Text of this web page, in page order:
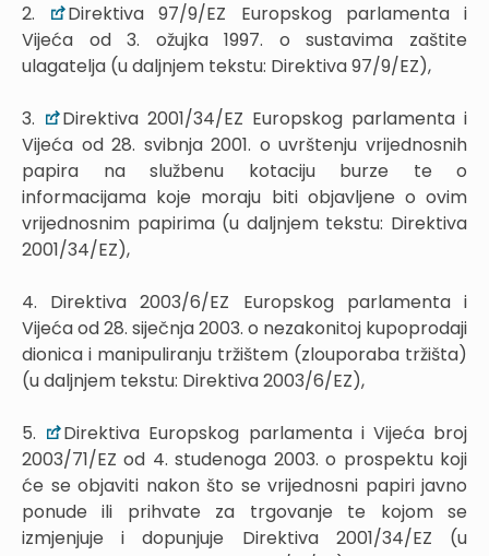
2.
Direktiva 97/9/EZ Europskog parlamenta i
Vijeća od 3. ožujka 1997. o sustavima zaštite
ulagatelja (u daljnjem tekstu: Direktiva 97/9/EZ),
3.
Direktiva 2001/34/EZ Europskog parlamenta i
Vijeća od 28. svibnja 2001. o uvrštenju vrijednosnih
papira na službenu kotaciju burze te o
informacijama koje moraju biti objavljene o ovim
vrijednosnim papirima (u daljnjem tekstu: Direktiva
2001/34/EZ),
4. Direktiva 2003/6/EZ Europskog parlamenta i
Vijeća od 28. siječnja 2003. o nezakonitoj kupoprodaji
dionica i manipuliranju tržištem (zlouporaba tržišta)
(u daljnjem tekstu: Direktiva 2003/6/EZ),
5.
Direktiva Europskog parlamenta i Vijeća broj
2003/71/EZ od 4. studenoga 2003. o prospektu koji
će se objaviti nakon što se vrijednosni papiri javno
ponude ili prihvate za trgovanje te kojom se
izmjenjuje i dopunjuje Direktiva 2001/34/EZ (u